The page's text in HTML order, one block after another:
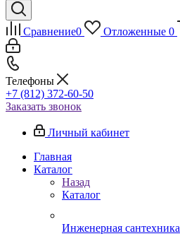
Сравнение0 Отложенные 0
Телефоны
+7 (812) 372-60-50
Заказать звонок
Личный кабинет
Главная
Каталог
Назад
Каталог
Инженерная сантехника